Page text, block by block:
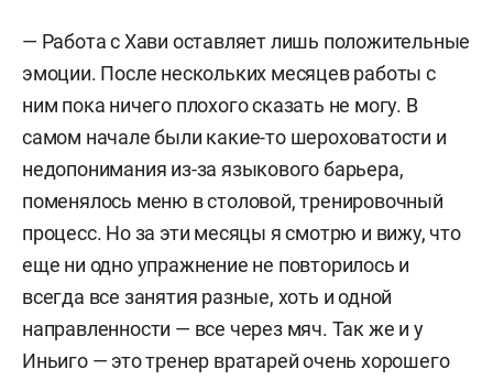
— Работа с Хави оставляет лишь положительные
эмоции. После нескольких месяцев работы с
ним пока ничего плохого сказать не могу. В
самом начале были какие-то шероховатости и
недопонимания из-за языкового барьера,
поменялось меню в столовой, тренировочный
процесс. Но за эти месяцы я смотрю и вижу, что
еще ни одно упражнение не повторилось и
всегда все занятия разные, хоть и одной
направленности — все через мяч. Так же и у
Иньиго — это тренер вратарей очень хорошего